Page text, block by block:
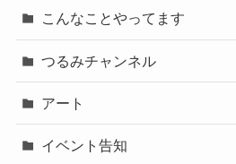
こんなことやってます
つるみチャンネル
アート
イベント告知